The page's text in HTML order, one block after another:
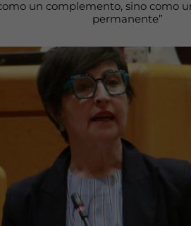
un complemento, sino como
permanente”